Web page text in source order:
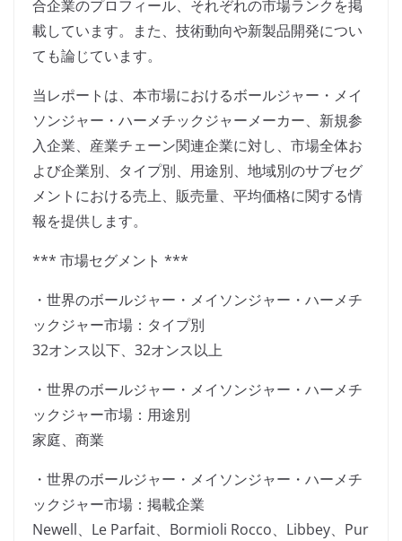
合企業のプロフィール、それぞれの市場ランクを掲
載しています。また、技術動向や新製品開発につい
ても論じています。
当レポートは、本市場におけるボールジャー・メイ
ソンジャー・ハーメチックジャーメーカー、新規参
入企業、産業チェーン関連企業に対し、市場全体お
よび企業別、タイプ別、用途別、地域別のサブセグ
メントにおける売上、販売量、平均価格に関する情
報を提供します。
*** 市場セグメント ***
・世界のボールジャー・メイソンジャー・ハーメチ
ックジャー市場：タイプ別
32オンス以下、32オンス以上
・世界のボールジャー・メイソンジャー・ハーメチ
ックジャー市場：用途別
家庭、商業
・世界のボールジャー・メイソンジャー・ハーメチ
ックジャー市場：掲載企業
Newell、Le Parfait、Bormioli Rocco、Libbey、Pur